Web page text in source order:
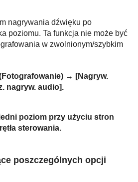
nagrywania dźwięku po
poziomu. Ta funkcja nie może być
w zwolnionym/szybkim
Fotografowanie) → [Nagryw.
nagryw. audio].
poziom przy użyciu stron
sterowania.
poszczególnych opcji